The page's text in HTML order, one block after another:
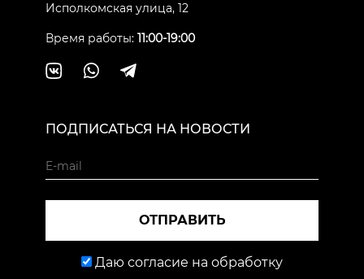
Исполкомская улица, 12
Время работы: 11:00-19:00
ПОДПИСАТЬСЯ НА НОВОСТИ
ОТПРАВИТЬ
Даю согласие на обработку